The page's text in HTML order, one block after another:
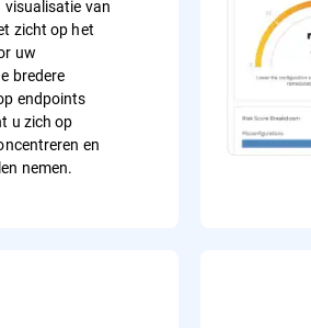
visualisatie van
zicht op het
uw
bredere
endpoints
u zich op
en
nemen.